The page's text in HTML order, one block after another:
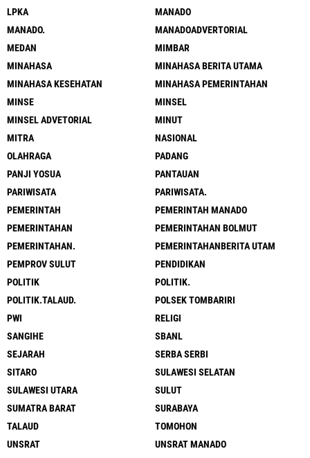
LPKA
MANADO
MANADO.
MANADOADVERTORIAL
MEDAN
MIMBAR
MINAHASA
MINAHASA BERITA UTAMA
MINAHASA KESEHATAN
MINAHASA PEMERINTAHAN
MINSE
MINSEL
MINSEL ADVETORIAL
MINUT
MITRA
NASIONAL
OLAHRAGA
PADANG
PANJI YOSUA
PANTAUAN
PARIWISATA
PARIWISATA.
PEMERINTAH
PEMERINTAH MANADO
PEMERINTAHAN
PEMERINTAHAN BOLMUT
PEMERINTAHAN.
PEMERINTAHANBERITA UTAM
PEMPROV SULUT
PENDIDIKAN
POLITIK
POLITIK.
POLITIK.TALAUD.
POLSEK TOMBARIRI
PWI
RELIGI
SANGIHE
SBANL
SEJARAH
SERBA SERBI
SITARO
SULAWESI SELATAN
SULAWESI UTARA
SULUT
SUMATRA BARAT
SURABAYA
TALAUD
TOMOHON
UNSRAT
UNSRAT MANADO